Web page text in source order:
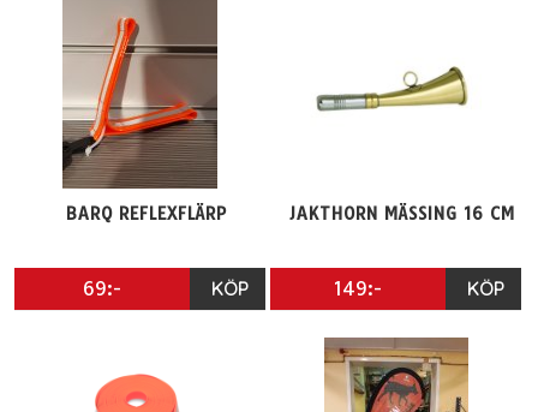
BARQ REFLEXFLÄRP
69:- KÖP
JAKTHORN MÄSSING 16 CM
149:- KÖP